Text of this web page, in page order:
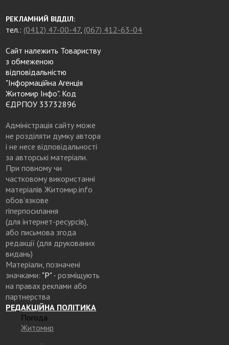
РЕКЛАМНИЙ ВІДДІЛ:
тел.: (0412) 47-00-47, (067) 412-63-04
Сайт належить Товариству
з обмеженою
відповідальністю
"Інформаційна Агенція
Житомир Інфо". Код
ЄДРПОУ 33732896
Адміністрація сайту може
не розділяти думку автора
і не несе відповідальності
за авторські матеріали.
При повному чи
частковому використанні
матеріалів Житомир.info
обов’язкове
гіперпосилання
(для інтернет-ресурсів),
або письмова згода
редакції (для друкованих
видань)
Матеріали, позначені
значками: "Р"- розміщують
на правах реклами або
партнерства
РЕДАКЦІЙНА ПОЛІТИКА
Погода
Житомир